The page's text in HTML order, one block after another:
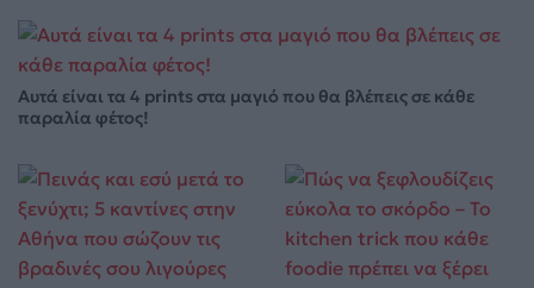
Αυτά είναι τα 4 prints στα μαγιό που θα βλέπεις σε κάθε
παραλία φέτος!